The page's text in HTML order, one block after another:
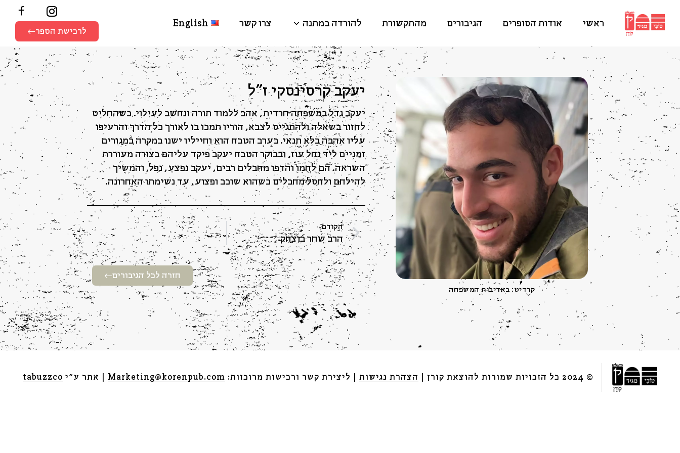
ראשי אודות הסופרים הגיבורים מהתקשורת להורדה במתנה צרו קשר English
לרכישת הספר
קרדיט: באדיבות המשפחה
יעקב קרסינסקי ז"ל
יעקב גדל במשפחה חרדית, אהב ללמוד תורה ונחשב לעילוי. כשהחליט
לחזור בשאלה ולהתגייס לצבא, הוריו תמכו בו לאורך כל הדרך והרעיפו
עליו אהבה בלא תנאי. בערב הטבח הוא וחייליו ישנו במקרה במגורים
זמניים ליד נחל עוז, ובבוקר הטבח יעקב פיקד עליהם בצורה מעוררת
השראה. הם לחמו והדפו מחבלים רבים, יעקב נפצע, נפל, והמשיך
להילחם ולחסל מחבלים כשהוא שוכב ופצוע, עד נשימתו האחרונה.
הקודם
הרב שחר בוצחק
חזרה לכל הגיבורים
© 2024 כל הזכויות שמורות להוצאת קורן | הצהרת נגישות | ליצירת קשר ורכישות מרוכזות: Marketing@korenpub.com | אתר ע״י tabuzzco